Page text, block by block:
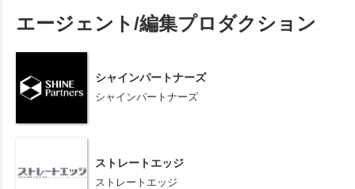
エージェント/編集プロダクション
シャインパートナーズ
シャインパートナーズ
ストレートエッジ
ストレートエッジ